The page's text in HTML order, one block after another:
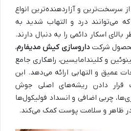
و آزاردهنده‌ترین انواع
می‌توانند درد و التهاب شدید به
اسکار دائمی را به دنبال دارند.
شرکتداروسازی کیش مدیفارم،
و کلیندامایسین، راهکاری جامع
عمیق و التهابی ارائه می‌دهد. این
قرار دادن ریشه‌های اصلی جوش
چربی اضافی و انسداد فولیکول‌ها
در ظاهر و سلامت پوست کمک می‌کند.